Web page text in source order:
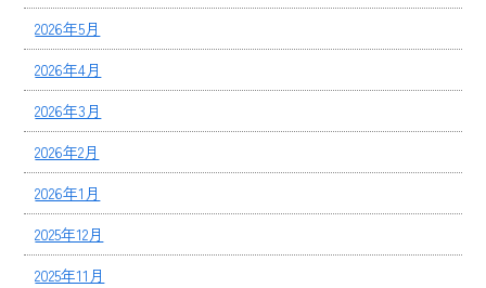
2026年5月
2026年4月
2026年3月
2026年2月
2026年1月
2025年12月
2025年11月